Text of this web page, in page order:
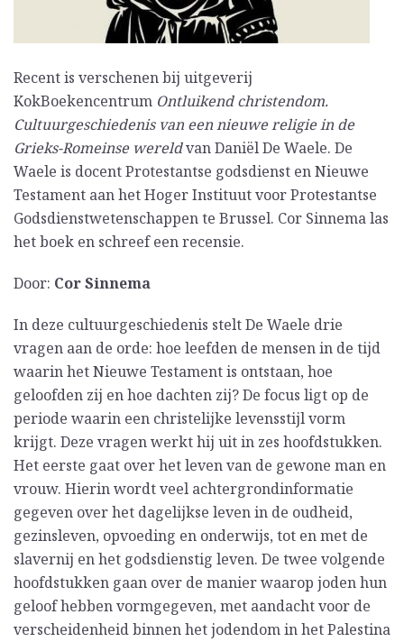
Recent is verschenen bij uitgeverij
KokBoekencentrum Ontluikend christendom.
Cultuurgeschiedenis van een nieuwe religie in de
Grieks-Romeinse wereldvan Daniël De Waele. De
Waele is docent Protestantse godsdienst en Nieuwe
Testament aan het Hoger Instituut voor Protestantse
Godsdienstwetenschappen te Brussel. Cor Sinnema las
het boek en schreef een recensie.
Door: Cor Sinnema
In deze cultuurgeschiedenis stelt De Waele drie
vragen aan de orde: hoe leefden de mensen in de tijd
waarin het Nieuwe Testament is ontstaan, hoe
geloofden zij en hoe dachten zij? De focus ligt op de
periode waarin een christelijke levensstijl vorm
krijgt. Deze vragen werkt hij uit in zes hoofdstukken.
Het eerste gaat over het leven van de gewone man en
vrouw. Hierin wordt veel achtergrondinformatie
gegeven over het dagelijkse leven in de oudheid,
gezinsleven, opvoeding en onderwijs, tot en met de
slavernij en het godsdienstig leven. De twee volgende
hoofdstukken gaan over de manier waarop joden hun
geloof hebben vormgegeven, met aandacht voor de
verscheidenheid binnen het jodendom in het Palestina